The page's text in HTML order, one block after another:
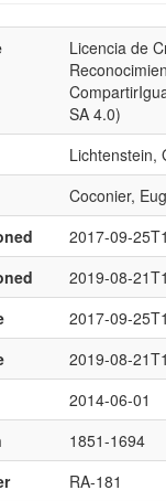
Licencia de
SA 4.0)
Lichtenstein,
Coconier,
2017-09-
2019-08-
2017-09-
2019-08-
2014-06-01
1851-1694
RA-181